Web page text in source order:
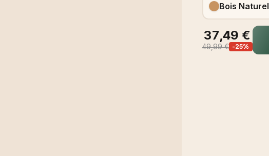
Bois Naturel
37,49 €
49,99 € -25%